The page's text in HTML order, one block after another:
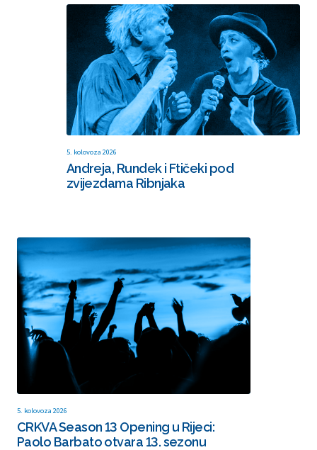
5. kolovoza 2026
Andreja, Rundek i Ftičeki pod
zvijezdama Ribnjaka
5. kolovoza 2026
CRKVA Season 13 Opening u Rijeci:
Paolo Barbato otvara 13. sezonu